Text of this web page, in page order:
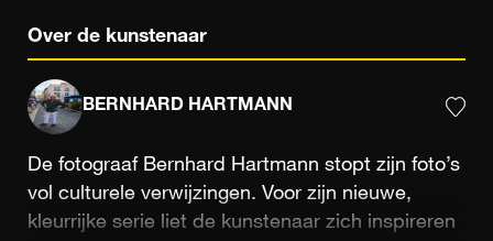
Over de kunstenaar
BERNHARD HARTMANN
De fotograaf Bernhard Hartmann stopt zijn foto’s
vol culturele verwijzingen. Voor zijn nieuwe,
kleurrijke serie liet de kunstenaar zich inspireren